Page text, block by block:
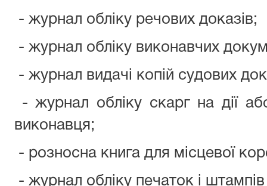
- журнал обліку речових доказів;
- журнал обліку виконавчих
- журнал видачі копій судових
- журнал обліку скарг на дії
виконавця;
- розносна книга для місцевої
- журнал обліку печаток і